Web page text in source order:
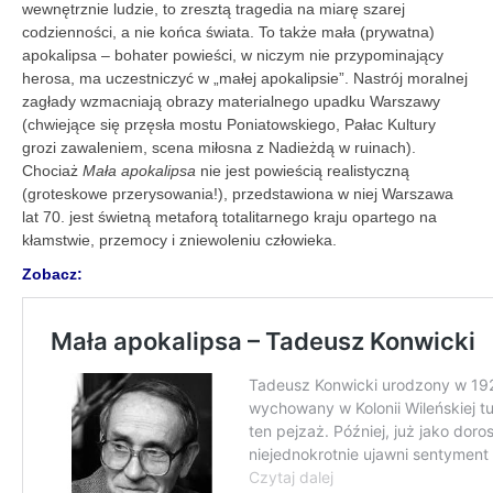
wewnętrznie ludzie, to zresztą tragedia na miarę szarej
codzienności, a nie końca świata. To także mała (prywatna)
apokalipsa – bohater powieści, w niczym nie przypominający
herosa, ma uczestniczyć w „małej apokalipsie”. Nastrój moralnej
zagłady wzmacniają obrazy materialnego upadku Warszawy
(chwiejące się przęsła mostu Poniatowskiego, Pałac Kultury
grozi zawaleniem, scena miłosna z Nadieżdą w ruinach).
Chociaż Mała apokalipsa nie jest powieścią realistyczną
(groteskowe przerysowania!), przedstawiona w niej Warszawa
lat 70. jest świetną metaforą totalitarnego kraju opartego na
kłamstwie, przemocy i zniewoleniu człowieka.
Zobacz: